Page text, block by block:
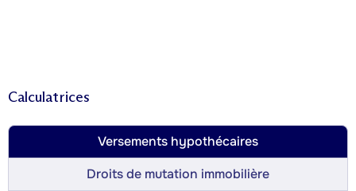
Calculatrices
Versements hypothécaires
Droits de mutation immobilière